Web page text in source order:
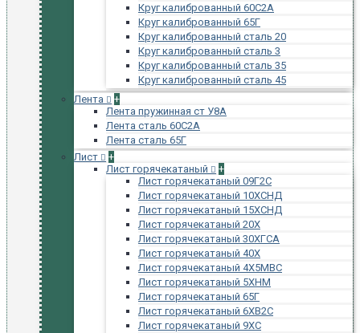
Круг калиброванный 60С2А
Круг калиброванный 65Г
Круг калиброванный сталь 20
Круг калиброванный сталь 3
Круг калиброванный сталь 35
Круг калиброванный сталь 45
Лента
+
Лента пружинная ст У8А
Лента сталь 60С2А
Лента сталь 65Г
Лист
+
Лист горячекатаный
+
Лист горячекатаный 09Г2С
Лист горячекатаный 10ХСНД
Лист горячекатаный 15ХСНД
Лист горячекатаный 20Х
Лист горячекатаный 30ХГСА
Лист горячекатаный 40Х
Лист горячекатаный 4Х5МВС
Лист горячекатаный 5ХНМ
Лист горячекатаный 65Г
Лист горячекатаный 6ХВ2С
Лист горячекатаный 9ХС